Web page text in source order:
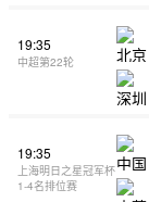
19:35
中超第22轮
19:35
上海明日之星冠军杯
1-4名排位赛